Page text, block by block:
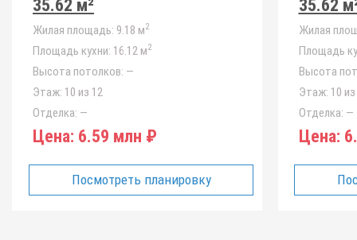
35.62 м²
Жилая площадь: 9.18 м2
Площадь кухни: 16.12 м2
Высота потолков: —
Этаж: 10 из 12
Отделка: —
Цена: 6.59 млн ₽
Посмотреть планировку
35.62
Жилая
Площадь
Высота
Этаж: 10
Отделка: —
Цена: